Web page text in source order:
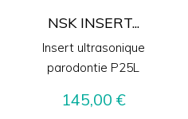
NSK INSERT...
Insert ultrasonique
parodontie P25L
Prix
145,00 €